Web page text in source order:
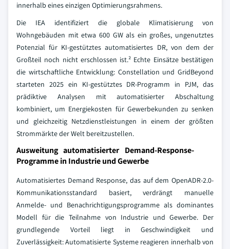
innerhalb eines einzigen Optimierungsrahmens.
Die IEA identifiziert die globale Klimatisierung von
Wohngebäuden mit etwa 600 GW als ein großes, ungenutztes
Potenzial für KI-gestütztes automatisiertes DR, von dem der
Großteil noch nicht erschlossen ist.² Echte Einsätze bestätigen
die wirtschaftliche Entwicklung: Constellation und GridBeyond
starteten 2025 ein KI-gestütztes DR-Programm in PJM, das
prädiktive Analysen mit automatisierter Abschaltung
kombiniert, um Energiekosten für Gewerbekunden zu senken
und gleichzeitig Netzdienstleistungen in einem der größten
Strommärkte der Welt bereitzustellen.
Ausweitung automatisierter Demand-Response-
Programme in Industrie und Gewerbe
Automatisiertes Demand Response, das auf dem OpenADR-2.0-
Kommunikationsstandard basiert, verdrängt manuelle
Anmelde- und Benachrichtigungsprogramme als dominantes
Modell für die Teilnahme von Industrie und Gewerbe. Der
grundlegende Vorteil liegt in Geschwindigkeit und
Zuverlässigkeit: Automatisierte Systeme reagieren innerhalb von